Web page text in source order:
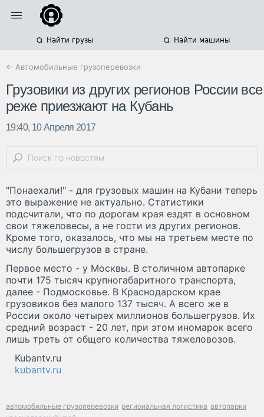
Найти грузы Найти машины
← Автомобильные грузоперевозки
Грузовики из других регионов России все
реже приезжают на Кубань
19:40, 10 Апреля 2017
"Понаехали!" - для грузовых машин на Кубани теперь
это выражение не актуально. Статистики
подсчитали, что по дорогам края ездят в основном
свои тяжеловесы, а не гости из других регионов.
Кроме того, оказалось, что мы на третьем месте по
числу большегрузов в стране.
Первое место - у Москвы. В столичном автопарке
почти 175 тысяч крупногабаритного транспорта,
далее - Подмосковье. В Краснодарском крае
грузовиков без малого 137 тысяч. А всего же в
России около четырех миллионов большегрузов. Их
средний возраст - 20 лет, при этом иномарок всего
лишь треть от общего количества тяжеловозов.
Kubantv.ru
kubantv.ru
автомобильные грузоперевозки региональная логистика автопарки